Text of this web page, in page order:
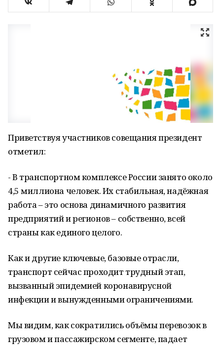
Приветствуя участников совещания президент
отметил:
- В транспортном комплексе России занято около
4,5 миллиона человек. Их стабильная, надёжная
работа – это основа динамичного развития
предприятий и регионов – собственно, всей
страны как единого целого.
Как и другие ключевые, базовые отрасли,
транспорт сейчас проходит трудный этап,
вызванный эпидемией коронавирусной
инфекции и вынужденными ограничениями.
Мы видим, как сократились объёмы перевозок в
грузовом и пассажирском сегменте, падает